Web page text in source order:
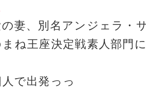
の妻、別名アンジェラ・
ね王座決定戦素人部門
で出発っっ